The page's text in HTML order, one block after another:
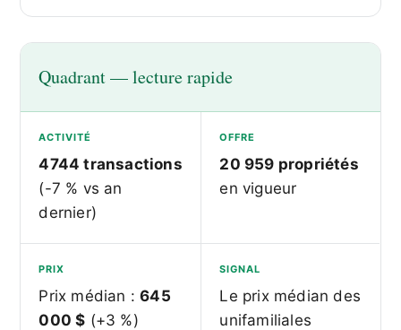
Quadrant — lecture rapide
ACTIVITÉ
4744 transactions
(-7 % vs an
dernier)
OFFRE
20 959 propriétés
en vigueur
PRIX
Prix médian :645
000 $ (+3 %)
SIGNAL
Le prix médian des
unifamiliales